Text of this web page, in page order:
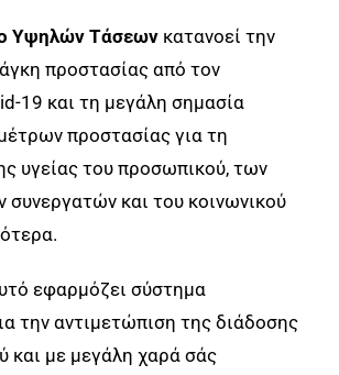
Υψηλών Τάσεων κατανοεί την
προστασίας από τον
19 και τη μεγάλη σημασία
προστασίας για τη
υγείας του προσωπικού, των
και του κοινωνικού
εφαρμόζει σύστημα
την αντιμετώπιση της διάδοσης
και με μεγάλη χαρά σάς